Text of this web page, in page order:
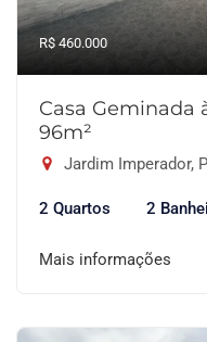
R$ 460.000
Casa Geminada
96m²
Jardim Imperador,
2 Quartos 2
Mais informações